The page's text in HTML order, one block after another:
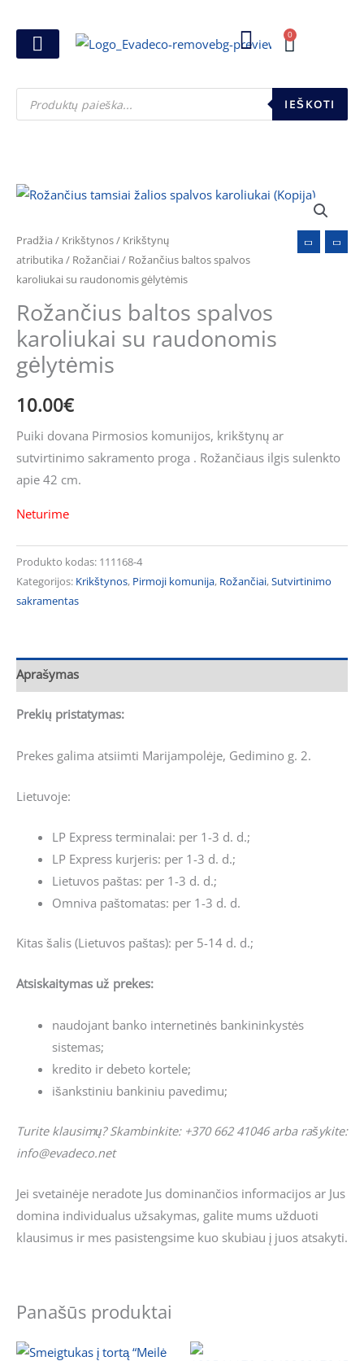
prie
turinio
0
Cart
Products
search IEŠKOTI
Pradžia / Krikštynos/ Krikštynų
atributika / Rožančiai/ Rožančius baltos spalvos
karoliukai su raudonomis gėlytėmis
Rožančius baltos spalvos
karoliukai su raudonomis
gėlytėmis
10.00€
Puiki dovana Pirmosios komunijos, krikštynų ar
sutvirtinimo sakramento proga . Rožančiaus ilgis sulenkto
apie 42 cm.
Neturime
Produkto kodas: 111168-4
Kategorijos: Krikštynos, Pirmoji komunija, Rožančiai,Sutvirtinimo
sakramentas
Aprašymas
Prekių pristatymas:
Prekes galima atsiimti Marijampolėje, Gedimino g. 2.
Lietuvoje:
LP Express terminalai: per 1-3 d. d.;
LP Express kurjeris: per 1-3 d. d.;
Lietuvos paštas: per 1-3 d. d.;
Omniva paštomatas: per 1-3 d. d.
Kitas šalis (Lietuvos paštas): per 5-14 d. d.;
Atsiskaitymas už prekes:
naudojant banko internetinės bankininkystės
sistemas;
kredito ir debeto kortele;
išankstiniu bankiniu pavedimu;
Turite klausimų? Skambinkite: +370 662 41046 arba rašykite:
info@evadeco.net
Jei svetainėje neradote Jus dominančios informacijos ar Jus
domina individualus užsakymas, galite mums užduoti
klausimus ir mes pasistengsime kuo skubiau į juos atsakyti.
Panašūs produktai